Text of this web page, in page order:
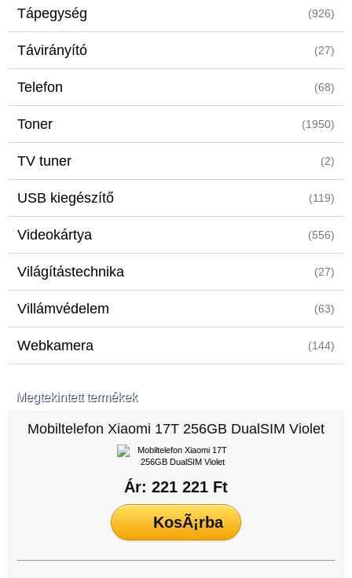
Tápegység (926)
Távirányító (27)
Telefon (68)
Toner (1950)
TV tuner (2)
USB kiegészítő (119)
Videokártya (556)
Világítástechnika (27)
Villámvédelem (63)
Webkamera (144)
Megtekintett termékek
Mobiltelefon Xiaomi 17T 256GB DualSIM Violet
Ár: 221 221 Ft